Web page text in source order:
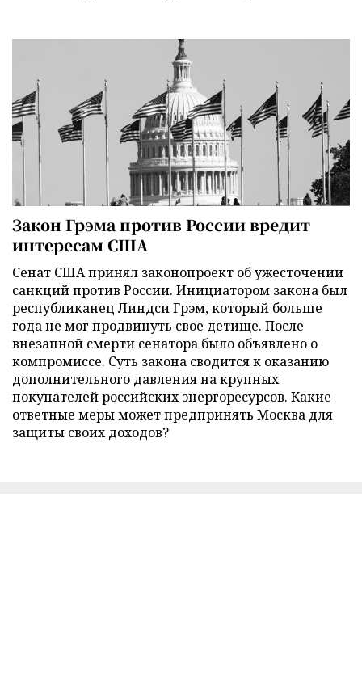
Закон Грэма против России вредит
интересам США
Сенат США принял законопроект об ужесточении
санкций против России. Инициатором закона был
республиканец Линдси Грэм, который больше
года не мог продвинуть свое детище. После
внезапной смерти сенатора было объявлено о
компромиссе. Суть закона сводится к оказанию
дополнительного давления на крупных
покупателей российских энергоресурсов. Какие
ответные меры может предпринять Москва для
защиты своих доходов?